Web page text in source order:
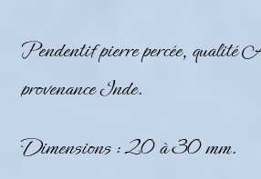
Pendentif pierre percée,
provenance Inde.
Dimensions : 20 à 30 mm.